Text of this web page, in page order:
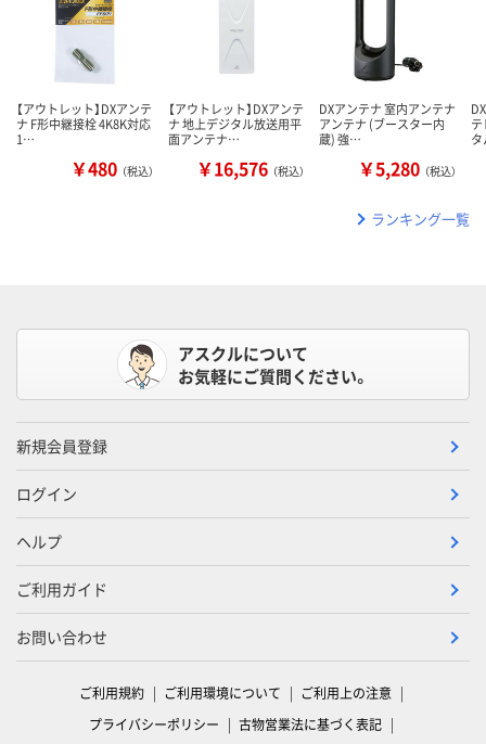
【アウトレット】DXアンテ
ナ F形中継接栓 4K8K対応
1…
￥480 （税込）
【アウトレット】DXアンテ
ナ 地上デジタル放送用平
面アンテナ…
￥16,576 （税込）
DXアンテナ 室内アンテナ
アンテナ (ブースター内
蔵) 強…
￥5,280 （税込）
ランキング一覧
アスクルについて
お気軽にご質問ください。
新規会員登録
ログイン
ヘルプ
ご利用ガイド
お問い合わせ
ご利用規約 ご利用環境について
ご利用上の注意
プライバシーポリシー
古物営業法に基づく表記